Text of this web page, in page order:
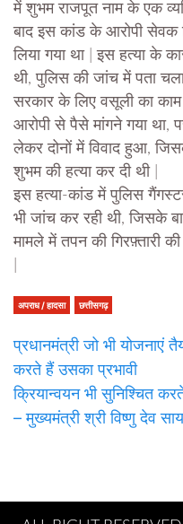
में शुभम राजपूत नाम के एक
बाद इस कांड के आरोपी सेवक
लिया गया था | इस हत्या के
थी, पुलिस की जांच में पता
सरकार के लिए वसूली का काम
आरोपी से पैसे मांगने गया
लेकर दोनों में विवाद हुआ,
शुभम की हत्या कर दी थी |
इस हत्या-कांड में पुलिस
भी जांच कर रही थी, जिसके
मामले में तपन की गिरफ़्तारी
अपराध / हादसा छत्तीसगढ़
प्रधानमंत्री जो भी योजनाएं
करते हैं उसका प्रभावी
क्रियान्वयन भी सुनिश्चित
– मुख्यमंत्री श्री विष्णु देव साय